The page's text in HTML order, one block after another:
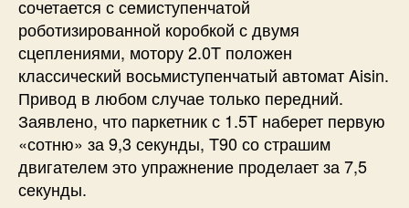
сочетается с семиступенчатой
роботизированной коробкой с двумя
сцеплениями, мотору 2.0T положен
классический восьмиступенчатый автомат Aisin.
Привод в любом случае только передний.
Заявлено, что паркетник с 1.5T наберет первую
«сотню» за 9,3 секунды, T90 со страшим
двигателем это упражнение проделает за 7,5
секунды.